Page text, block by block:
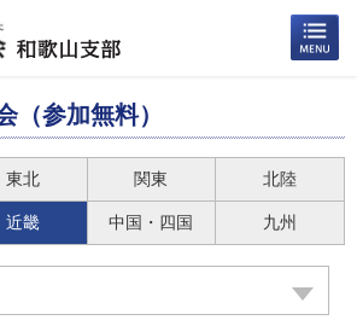
（参加無料）
東北 関東 北陸
近畿 中国・四国 九州